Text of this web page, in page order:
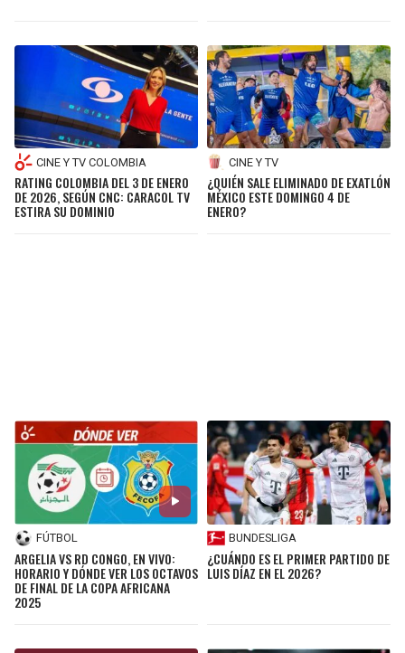
CINE Y TV COLOMBIA
RATING COLOMBIA DEL 3 DE ENERO
DE 2026, SEGÚN CNC: CARACOL TV
ESTIRA SU DOMINIO
CINE Y TV
¿QUIÉN SALE ELIMINADO DE EXATLÓN
MÉXICO ESTE DOMINGO 4 DE
ENERO?
FÚTBOL
ARGELIA VS RD CONGO, EN VIVO:
HORARIO Y DÓNDE VER LOS OCTAVOS
DE FINAL DE LA COPA AFRICANA
2025
BUNDESLIGA
¿CUÁNDO ES EL PRIMER PARTIDO DE
LUIS DÍAZ EN EL 2026?